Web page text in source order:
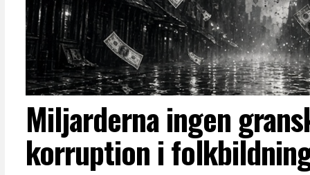
Miljarderna ingen
korruption i